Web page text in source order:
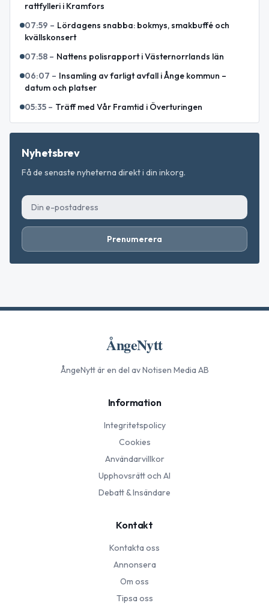
rattfylleri i Kramfors
07:59 – Lördagens snabba: bokmys, smakbuffé och
kvällskonsert
07:58 – Nattens polisrapport i Västernorrlands län
06:07 – Insamling av farligt avfall i Ånge kommun –
datum och platser
05:35 – Träff med Vår Framtid i Överturingen
Nyhetsbrev
Få de senaste nyheterna direkt i din inkorg.
Prenumerera
ÅngeNytt
ÅngeNyttär en del av Notisen Media AB
Information
Integritetspolicy
Cookies
Användarvillkor
Upphovsrätt och AI
Debatt & Insändare
Kontakt
Kontakta oss
Annonsera
Om oss
Tipsa oss